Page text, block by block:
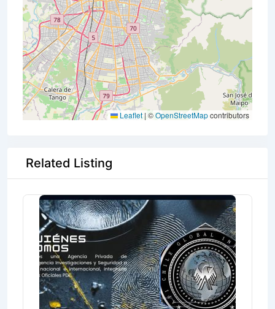
Leaflet | ©OpenStreetMapcontributors
Related Listing